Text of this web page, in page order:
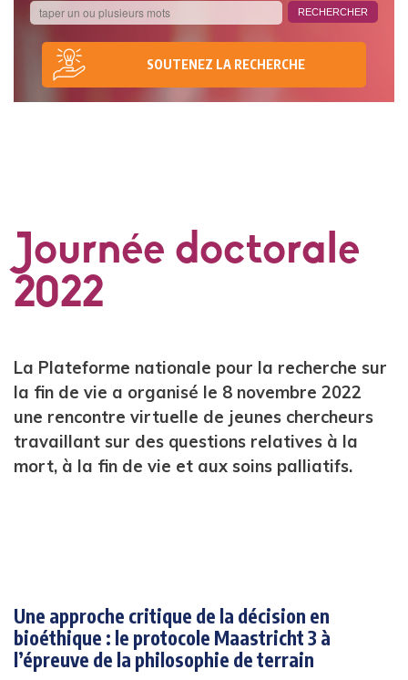
SOUTENEZ LA RECHERCHE
Journée doctorale
2022
Contenu
La Plateforme nationale pour la recherche sur
la fin de vie a organisé le 8 novembre 2022
une rencontre virtuelle de jeunes chercheurs
travaillant sur des questions relatives à la
mort, à la fin de vie et aux soins palliatifs.
Une approche critique de la décision en
bioéthique : le protocole Maastricht 3 à
l’épreuve de la philosophie de terrain